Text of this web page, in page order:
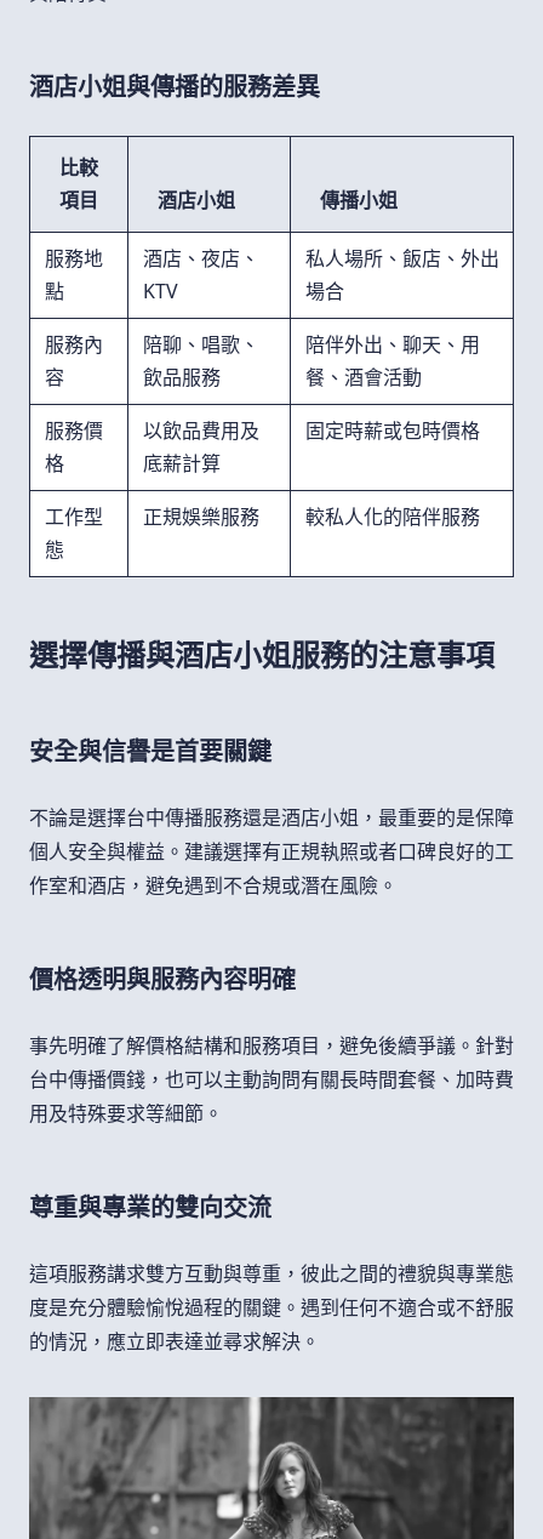
酒店小姐與傳播的服務差異
比較
項目
酒店小姐 傳播小姐
服務地
點
酒店、夜店、
KTV
私人場所、飯店、外出
場合
服務內
容
陪聊、唱歌、
飲品服務
陪伴外出、聊天、用
餐、酒會活動
服務價
格
以飲品費用及
底薪計算
固定時薪或包時價格
工作型
態
正規娛樂服務 較私人化的陪伴服務
選擇傳播與酒店小姐服務的注意事項
安全與信譽是首要關鍵
不論是選擇台中傳播服務還是酒店小姐，最重要的是保障
個人安全與權益。建議選擇有正規執照或者口碑良好的工
作室和酒店，避免遇到不合規或潛在風險。
價格透明與服務內容明確
事先明確了解價格結構和服務項目，避免後續爭議。針對
台中傳播價錢，也可以主動詢問有關長時間套餐、加時費
用及特殊要求等細節。
尊重與專業的雙向交流
這項服務講求雙方互動與尊重，彼此之間的禮貌與專業態
度是充分體驗愉悅過程的關鍵。遇到任何不適合或不舒服
的情況，應立即表達並尋求解決。